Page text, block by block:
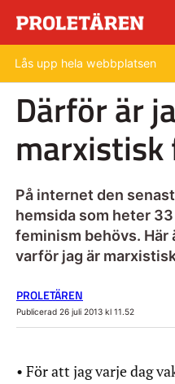
Lås upp hela webbplatsen
Därför är
På internet den
hemsida som heter
feminism behövs. Här
varför jag är
PROLETÄREN
Publicerad 26 juli 2013 kl 11.52
• För att jag varje dag